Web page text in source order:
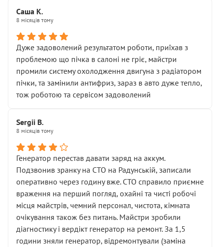
Саша К.
8 місяців тому
Дуже задоволений результатом роботи, приїхав з
проблемою що пічка в салоні не гріє, майстри
промили систему охолодження двигуна з радіатором
пічки, та замінили антифриз, зараз в авто дуже тепло,
тож роботою та сервісом задоволений
Sergii B.
8 місяців тому
Генератор перестав давати заряд на аккум.
Подзвонив зранку на СТО на Радунській, записали
оперативно через годину вже. СТО справило приємне
враження на перший погляд, охайні та чисті робочі
місця майстрів, чемний персонал, чистота, кімната
очікування також без питань. Майстри зробили
діагностику і вердікт генератор на ремонт. За 1,5
години зняли генератор, відремонтували (заміна